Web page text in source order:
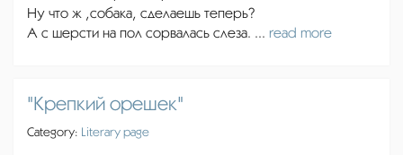
Ну что ж ,собака, сделаешь теперь?
А с шерсти на пол сорвалась слеза. ... read more
"Крепкий орешек"
Category: Literary page